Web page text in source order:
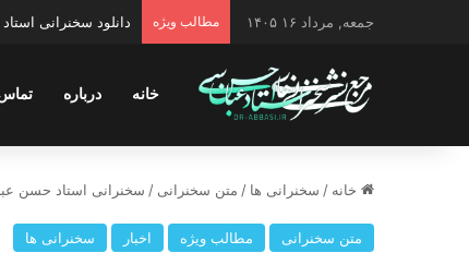
جمعه, مرداد ۱۶ ۱۴۰۵ مطالب ویژه دانلود سخنرانی
خانه درباره تماس
خانه / سخنرانی ها / متن سخنرانی / سخنرانی استاد حسن
متن سخنرانی مطالب ویژه اخبار سخنرانی ها